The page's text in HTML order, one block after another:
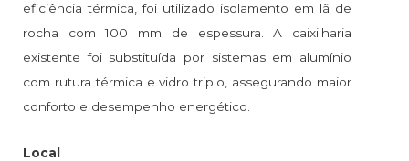
eficiência térmica, foi utilizado isolamento em lã de
rocha com 100 mm de espessura. A caixilharia
existente foi substituída por sistemas em alumínio
com rutura térmica e vidro triplo, assegurando maior
conforto e desempenho energético.
Local